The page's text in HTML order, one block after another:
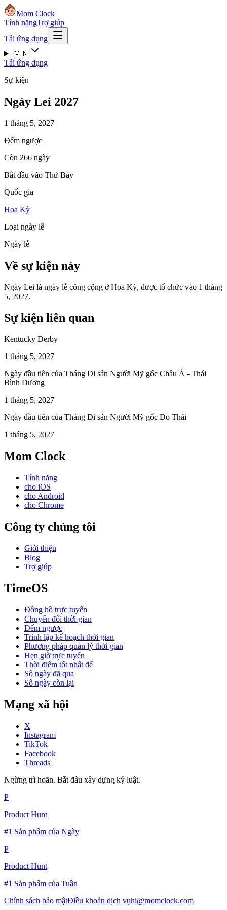
Mom Clock
Tính năngTrợ giúp
Tải ứng dụng
🇻🇳
Tải ứng dụng
Sự kiện
Ngày Lei 2027
1 tháng 5, 2027
Đếm ngược
Còn 266 ngày
Bắt đầu vào Thứ Bảy
Quốc gia
Hoa Kỳ
Loại ngày lễ
Ngày lễ
Về sự kiện này
Ngày Lei là ngày lễ công cộng ở Hoa Kỳ, được tổ chức vào 1 tháng
5, 2027.
Sự kiện liên quan
Kentucky Derby
1 tháng 5, 2027
Ngày đầu tiên của Tháng Di sản Người Mỹ gốc Châu Á - Thái
Bình Dương
1 tháng 5, 2027
Ngày đầu tiên của Tháng Di sản Người Mỹ gốc Do Thái
1 tháng 5, 2027
Mom Clock
Tính năng
cho iOS
cho Android
cho Chrome
Công ty chúng tôi
Giới thiệu
Blog
Trợ giúp
TimeOS
Đồng hồ trực tuyến
Chuyển đổi thời gian
Đếm ngược
Trình lập kế hoạch thời gian
Phương pháp quản lý thời gian
Hẹn giờ trực tuyến
Thời điểm tốt nhất để
Số ngày đã qua
Số ngày còn lại
Mạng xã hội
X
Instagram
TikTok
Facebook
Threads
Ngừng trì hoãn. Bắt đầu xây dựng kỷ luật.
P
Product Hunt
#1 Sản phẩm của Ngày
P
Product Hunt
#1 Sản phẩm của Tuần
Chính sách bảo mậtĐiều khoản dịch vụhi@momclock.com